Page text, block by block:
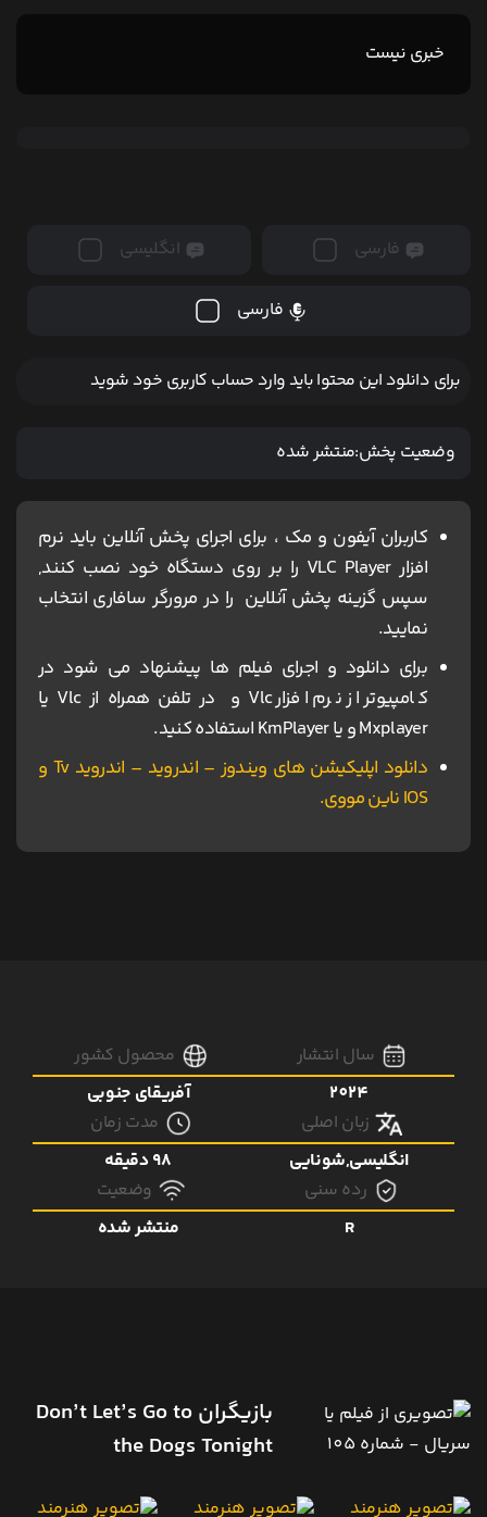
خبری نیست
فارسی انگلیسی
فارسی
برای دانلود این محتوا باید وارد حساب کاربری خود شوید
وضعیت پخش:منتشر شده
کاربران آیفون و مک ، برای اجرای پخش آنلاین باید نرم
افزار VLC Player را بر روی دستگاه خود نصب کنند,
سپس گزینه پخش آنلاین را در مرورگر سافاری انتخاب
نمایید.
برای دانلود و اجرای فیلم ها پیشنهاد می شود در
کامپیوتر از نرم افزار Vlc و در تلفن همراه از Vlc یا
Mxplayer و یا KmPlayer استفاده کنید.
دانلود اپلیکیشن های ویندوز – اندروید – اندروید Tv و
IOS ناین مووی.
سال انتشار
2024
محصول کشور
آفریقای جنوبی
زبان اصلی
انگلیسی,شونایی
مدت زمان
98 دقیقه
رده سنی
R
وضعیت
منتشر شده
بازیگران Don’t Let’s Go to
the Dogs Tonight